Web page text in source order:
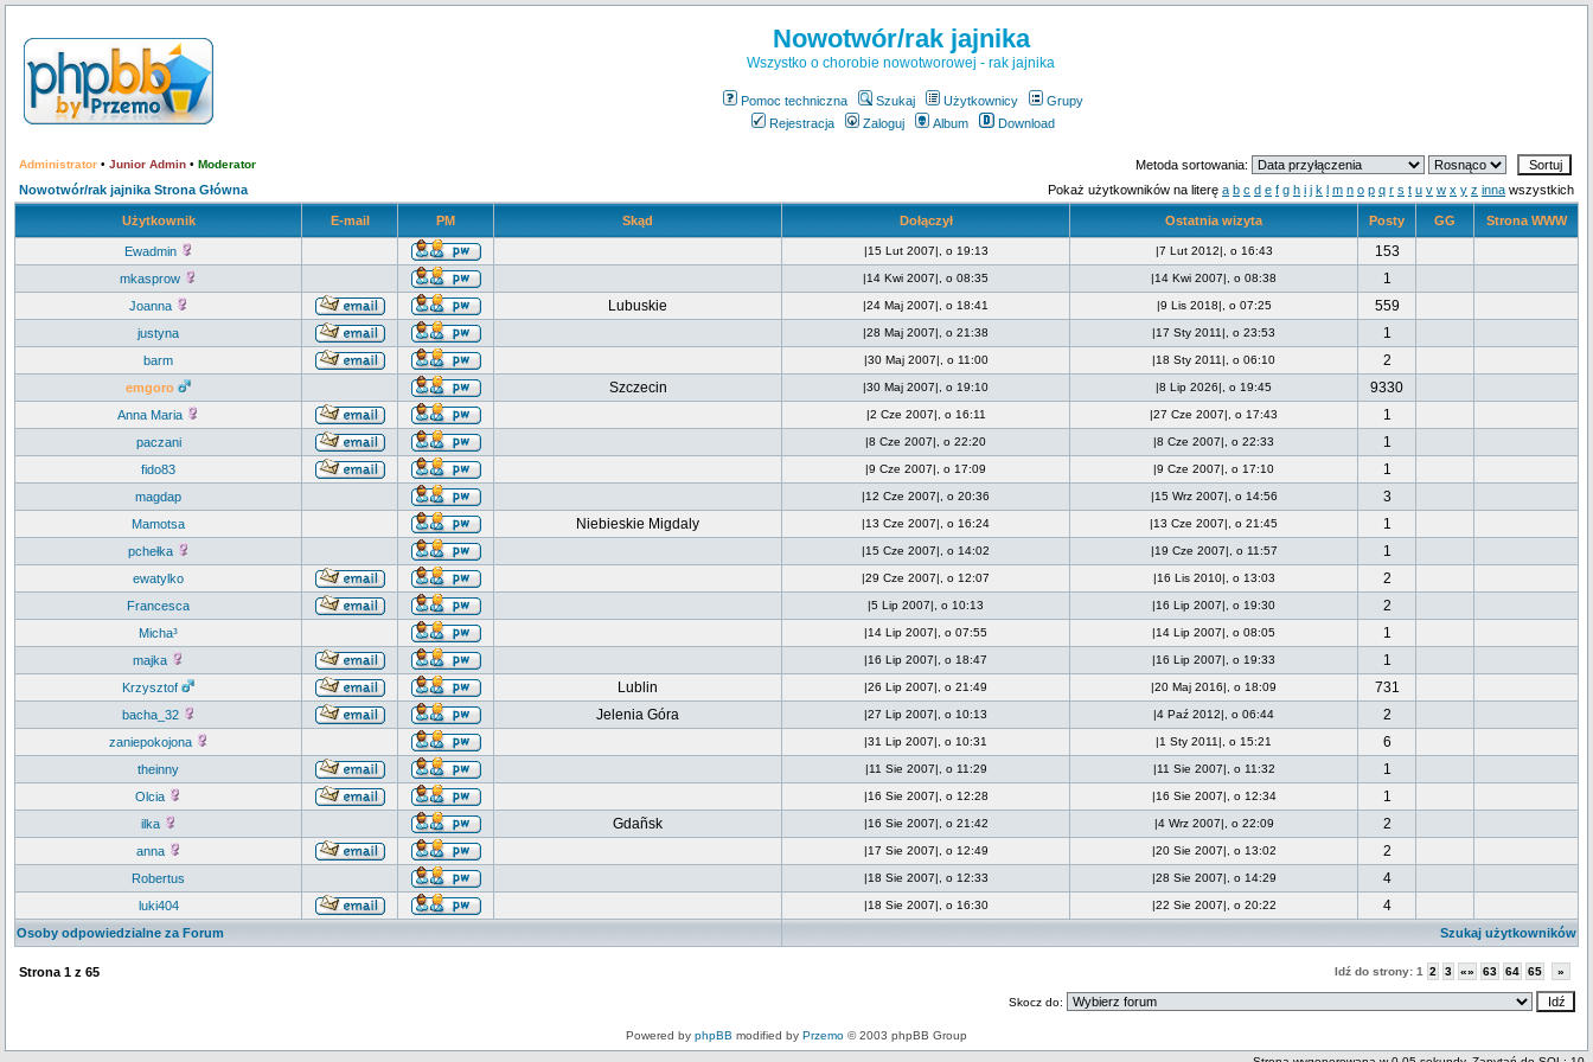
Nowotwór/rak jajnika
Wszystko o chorobie nowotworowej - rak jajnika
Pomoc techniczna Szukaj Użytkownicy
Grupy
Rejestracja
Zaloguj Album Download
Administrator • Junior Admin • Moderator
Metoda sortowania:
Nowotwór/rak jajnika Strona Główna
Pokaż użytkowników na literę a b c d e f g h i j k l m n o p q r s t u v w x y z inna wszystkich
Użytkownik E-mail PM Skąd Dołączył Ostatnia wizyta Posty GG Strona WWW
Ewadmin |15 Lut 2007|, o 19:13 |7 Lut 2012|, o 16:43 153
mkasprow |14 Kwi 2007|, o 08:35 |14 Kwi 2007|, o 08:38 1
Joanna Lubuskie |24 Maj 2007|, o 18:41 |9 Lis 2018|, o 07:25 559
justyna |28 Maj 2007|, o 21:38 |17 Sty 2011|, o 23:53 1
barm |30 Maj 2007|, o 11:00 |18 Sty 2011|, o 06:10 2
emgoro Szczecin |30 Maj 2007|, o 19:10 |8 Lip 2026|, o 19:45 9330
Anna Maria |2 Cze 2007|, o 16:11 |27 Cze 2007|, o 17:43 1
paczani |8 Cze 2007|, o 22:20 |8 Cze 2007|, o 22:33 1
fido83 |9 Cze 2007|, o 17:09 |9 Cze 2007|, o 17:10 1
magdap |12 Cze 2007|, o 20:36 |15 Wrz 2007|, o 14:56 3
Mamotsa Niebieskie Migdaly |13 Cze 2007|, o 16:24 |13 Cze 2007|, o 21:45 1
pchełka |15 Cze 2007|, o 14:02 |19 Cze 2007|, o 11:57 1
ewatylko |29 Cze 2007|, o 12:07 |16 Lis 2010|, o 13:03 2
Francesca |5 Lip 2007|, o 10:13 |16 Lip 2007|, o 19:30 2
Micha³ |14 Lip 2007|, o 07:55 |14 Lip 2007|, o 08:05 1
majka |16 Lip 2007|, o 18:47 |16 Lip 2007|, o 19:33 1
Krzysztof Lublin |26 Lip 2007|, o 21:49 |20 Maj 2016|, o 18:09 731
bacha_32 Jelenia Góra |27 Lip 2007|, o 10:13 |4 Paź 2012|, o 06:44 2
zaniepokojona |31 Lip 2007|, o 10:31 |1 Sty 2011|, o 15:21 6
theinny |11 Sie 2007|, o 11:29 |11 Sie 2007|, o 11:32 1
Olcia |16 Sie 2007|, o 12:28 |16 Sie 2007|, o 12:34 1
ilka Gdañsk |16 Sie 2007|, o 21:42 |4 Wrz 2007|, o 22:09 2
anna |17 Sie 2007|, o 12:49 |20 Sie 2007|, o 13:02 2
Robertus |18 Sie 2007|, o 12:33 |28 Sie 2007|, o 14:29 4
luki404 |18 Sie 2007|, o 16:30 |22 Sie 2007|, o 20:22 4
Osoby odpowiedzialne za Forum Szukaj użytkowników
Strona 1 z 65 Idź do strony: 1 2 3 «» 63 64 65 »
Skocz do:
Powered by phpBB modified by Przemo © 2003 phpBB Group